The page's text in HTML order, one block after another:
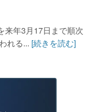
来年3月17日まで順次
れる... [続きを読む]